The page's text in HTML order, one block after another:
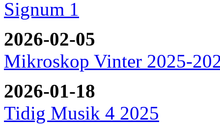
Signum 1
2026-02-05
Mikroskop Vinter 2025-
2026-01-18
Tidig Musik 4 2025